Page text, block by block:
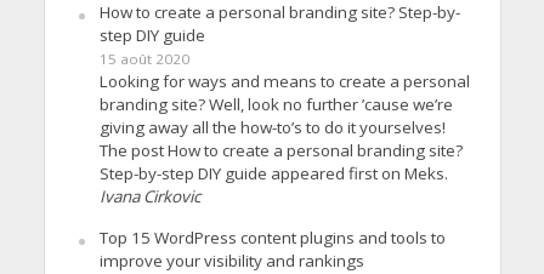
How to create a personal branding site? Step-by-
step DIY guide
15 août 2020
Looking for ways and means to create a personal
branding site? Well, look no further ’cause we’re
giving away all the how-to’s to do it yourselves!
The post How to create a personal branding site?
Step-by-step DIY guide appeared first on Meks.
Ivana Cirkovic
Top 15 WordPress content plugins and tools to
improve your visibility and rankings